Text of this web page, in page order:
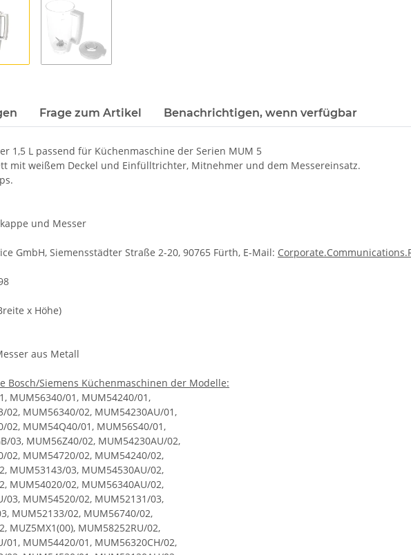
Frage zum Artikel Benachrichtigen, wenn verfügbar
1,5 L passend für Küchenmaschine der Serien MUM 5
mit weißem Deckel und Einfülltrichter, Mitnehmer und dem Messereinsatz.
und Messer
GmbH, Siemensstädter Straße 2-20, 90765 Fürth, E-Mail:
x Höhe)
aus Metall
Bosch/Siemens Küchenmaschinen der Modelle:
MUM56340/01, MUM54240/01,
02, MUM56340/02, MUM54230AU/01,
02, MUM54Q40/01, MUM56S40/01,
03, MUM56Z40/02, MUM54230AU/02,
02, MUM54720/02, MUM54240/02,
MUM53143/03, MUM54530AU/02,
MUM54020/02, MUM56340AU/02,
03, MUM54520/02, MUM52131/03,
MUM52133/02, MUM56740/02,
MUZ5MX1(00), MUM58252RU/02,
01, MUM54420/01, MUM56320CH/02,